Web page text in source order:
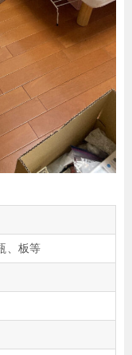
、板等